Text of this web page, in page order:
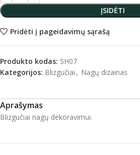
ĮSIDĖTI
Pridėti į pageidavimų sąrašą
Produkto kodas: SH07
Kategorijos: Blizgučiai , Nagų dizainas
Aprašymas
Blizgučiai nagų dekoravimui.